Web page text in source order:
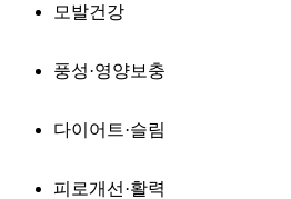
모발건강
풍성·영양보충
다이어트·슬림
피로개선·활력